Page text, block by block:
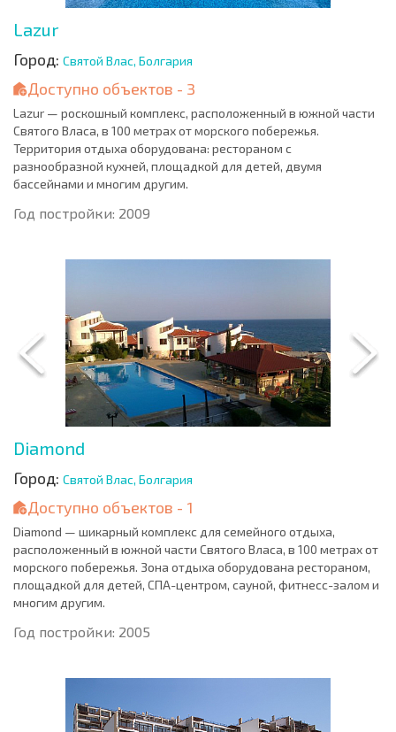
Lazur
Город: Святой Влас, Болгария
Доступно объектов - 3
Lazur — роскошный комплекс, расположенный в южной части
Святого Власа, в 100 метрах от морского побережья.
Территория отдыха оборудована: рестораном с
разнообразной кухней, площадкой для детей, двумя
бассейнами и многим другим.
Год постройки: 2009
Diamond
Город: Святой Влас, Болгария
Доступно объектов - 1
Diamond — шикарный комплекс для семейного отдыха,
расположенный в южной части Святого Власа, в 100 метрах от
морского побережья. Зона отдыха оборудована рестораном,
площадкой для детей, СПА-центром, сауной, фитнесс-залом и
многим другим.
Год постройки: 2005